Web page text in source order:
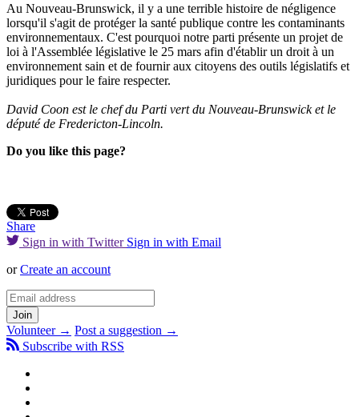
Au Nouveau-Brunswick, il y a une terrible histoire de négligence
lorsqu'il s'agit de protéger la santé publique contre les contaminants
environnementaux. C'est pourquoi notre parti présente un projet de
loi à l'Assemblée législative le 25 mars afin d'établir un droit à un
environnement sain et de fournir aux citoyens des outils législatifs et
juridiques pour le faire respecter.
David Coon est le chef du Parti vert du Nouveau-Brunswick et le
député de Fredericton-Lincoln.
Do you like this page?
Share
Sign in with Twitter Sign in with Email
orCreate an account
Volunteer → Post a suggestion →
Subscribe with RSS